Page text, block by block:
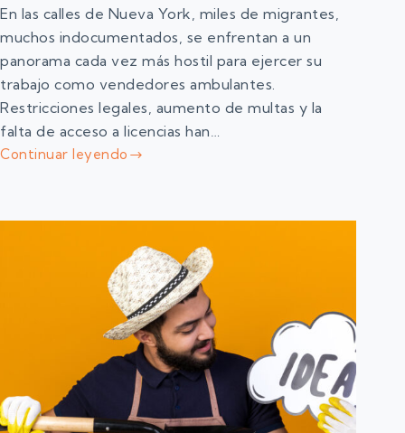
En las calles de Nueva York, miles de migrantes,
muchos indocumentados, se enfrentan a un
panorama cada vez más hostil para ejercer su
trabajo como vendedores ambulantes.
Restricciones legales, aumento de multas y la
falta de acceso a licencias han…
Continuar leyendo